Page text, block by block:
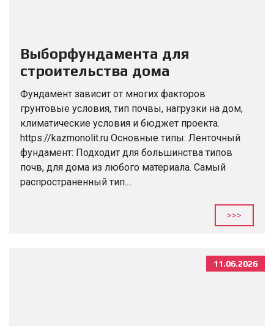
Выборфундамента для
строительства дома
Фундамент зависит от многих факторов
грунтовые условия, тип почвы, нагрузки на дом,
климатические условия и бюджет проекта.
https://kazmonolit.ru Основные типы: Ленточный
фундамент: Подходит для большинства типов
почв, для дома из любого материала. Самый
распространенный тип....
>>>
11.06.2026